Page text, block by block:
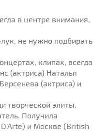
в центре внимания,
не нужно подбирать
клипах, всегда
(актриса) Наталья
(актриса) и
творческой элиты.
Получила
и Москве (British